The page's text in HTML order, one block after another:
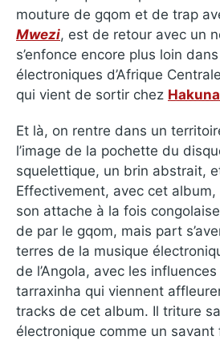
mouture de gqom et de trap
Mwezi, est de retour avec un
s’enfonce encore plus loin
électroniques d’Afrique
qui vient de sortir chez
Et là, on rentre dans un
l’image de la pochette du
squelettique, un brin abstrait,
Effectivement, avec cet album,
son attache à la fois
de par le gqom, mais part
terres de la musique
de l’Angola, avec les
tarraxinha qui viennent
tracks de cet album. Il triture
électronique comme un savant